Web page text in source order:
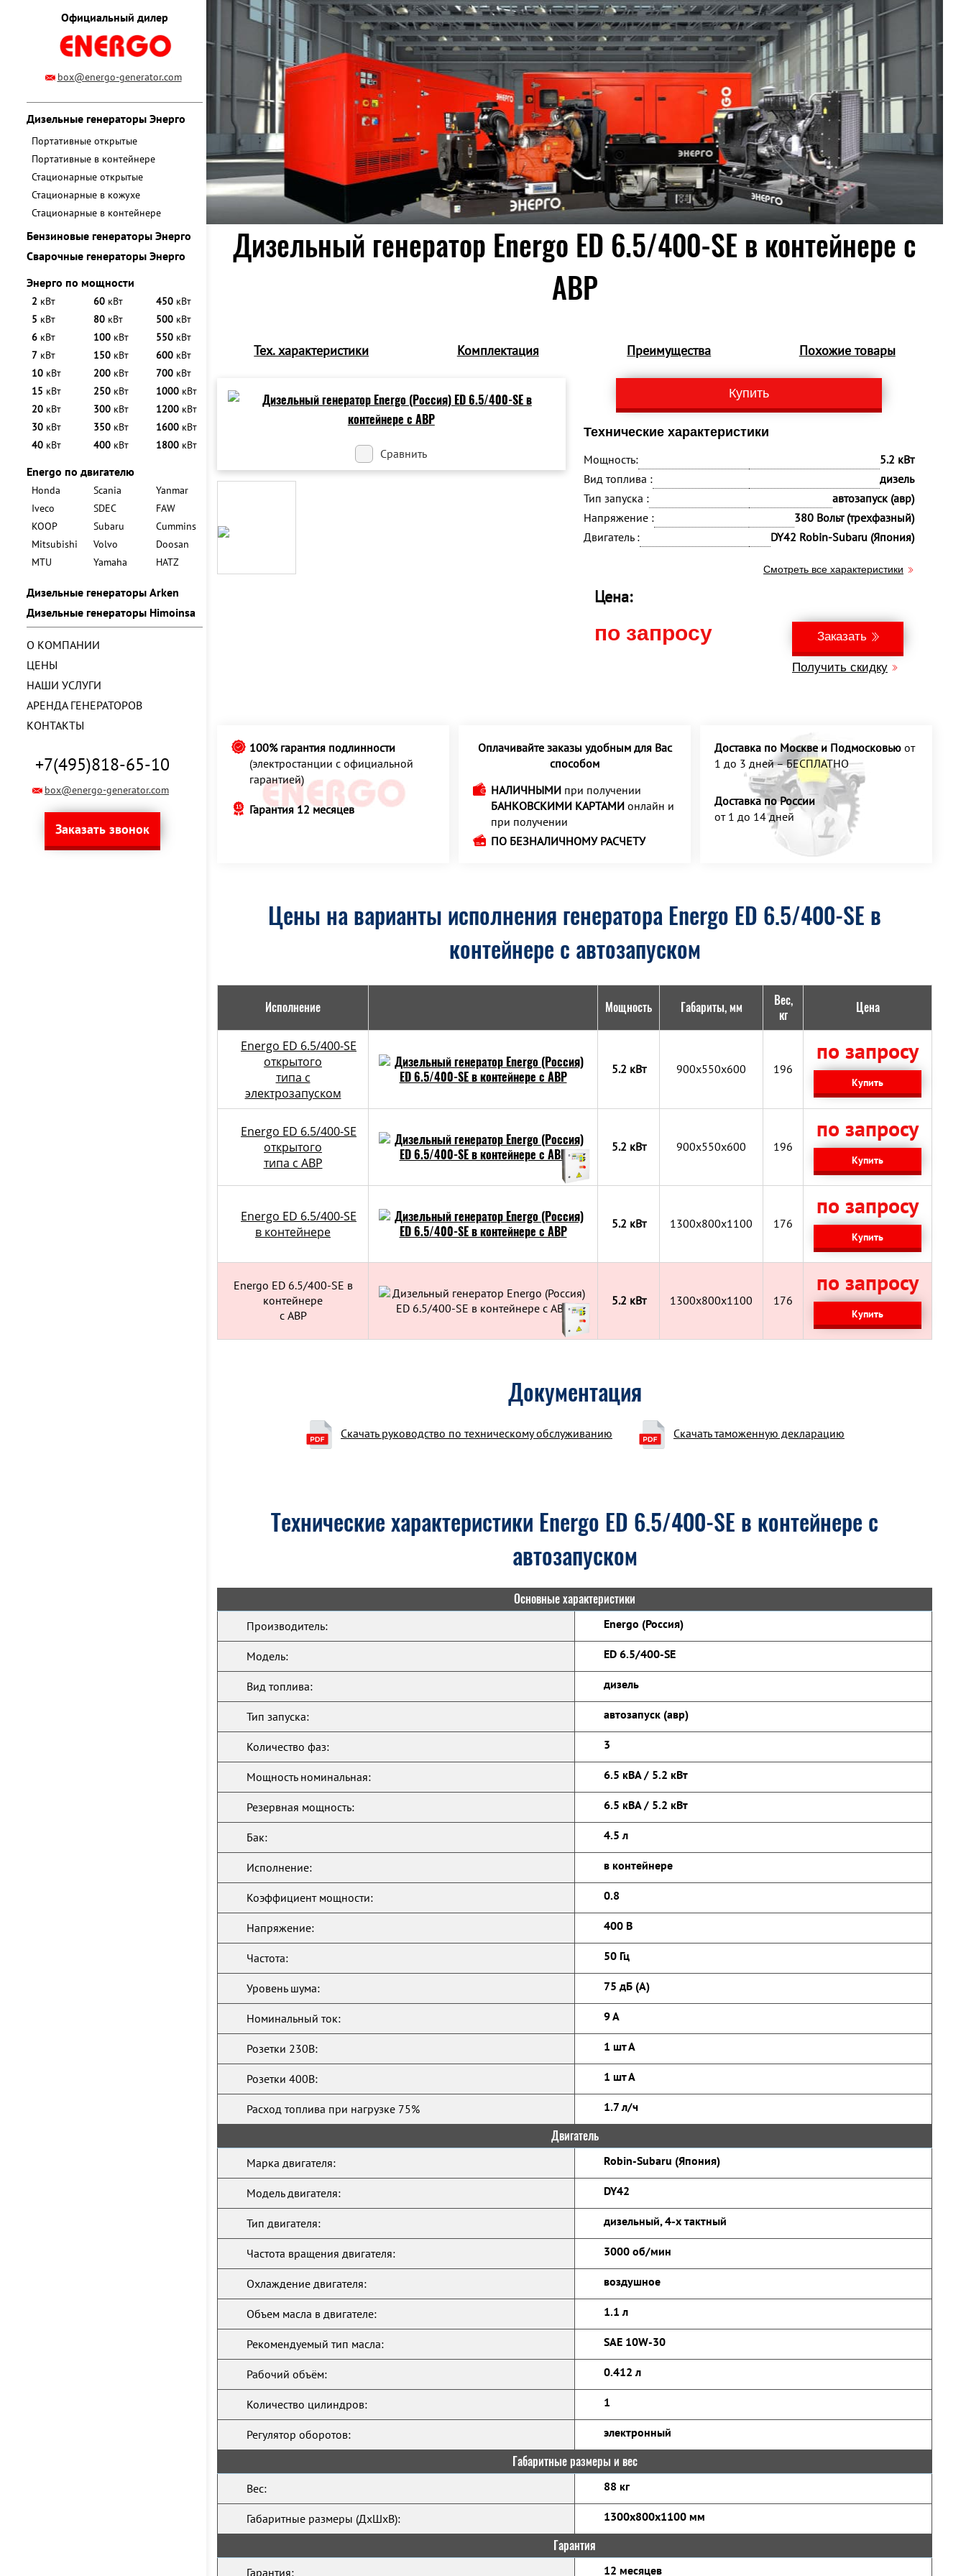
Официальный дилер
box@energo-generator.com
Дизельные генераторы Энерго
Портативные открытые
Портативные в контейнере
Стационарные открытые
Стационарные в кожухе
Стационарные в контейнере
Бензиновые генераторы Энерго
Сварочные генераторы Энерго
Энерго по мощности
2 кВт
5 кВт
6 кВт
7 кВт
10 кВт
15 кВт
20 кВт
30 кВт
40 кВт
60 кВт
80 кВт
100 кВт
150 кВт
200 кВт
250 кВт
300 кВт
350 кВт
400 кВт
450 кВт
500 кВт
550 кВт
600 кВт
700 кВт
1000 кВт
1200 кВт
1600 кВт
1800 кВт
Energo по двигателю
Honda
Iveco
KOOP
Mitsubishi
MTU
Scania
SDEC
Subaru
Volvo
Yamaha
Yanmar
FAW
Cummins
Doosan
HATZ
Дизельные генераторы Arken
Дизельные генераторы Himoinsa
О КОМПАНИИ
ЦЕНЫ
НАШИ УСЛУГИ
АРЕНДА ГЕНЕРАТОРОВ
КОНТАКТЫ
+7(495)818-65-10
box@energo-generator.com
Заказать звонок
Дизельный генератор Energo ED 6.5/400-SE в контейнере c
АВР
Тех. характеристики Комплектация Преимущества Похожие товары
Сравнить
Купить
Технические характеристики
Мощность:
5.2 кВт
Вид топлива :
дизель
Тип запуска :
автозапуск (авр)
Напряжение :
380 Вольт (трехфазный)
Двигатель :
DY42 Robin-Subaru (Япония)
Смотреть все характеристики
Цена:
по запросу Заказать
Получить скидку
100% гарантия подлинности
(электростанции с официальной
гарантией)
Гарантия 12 месяцев
Оплачивайте заказы удобным для Вас
способом
НАЛИЧНЫМИ при получении
БАНКОВСКИМИ КАРТАМИ онлайн и
при получении
ПО БЕЗНАЛИЧНОМУ РАСЧЕТУ
Доставка по Москве и Подмосковью от
1 до 3 дней – БЕСПЛАТНО
Доставка по России
от 1 до 14 дней
Цены на варианты исполнения генератора Energo ED 6.5/400-SE в
контейнере с автозапуском
Исполнение Мощность Габариты, мм
Вес,
кг
Цена
Energo ED 6.5/400-SE
открытого
типа с
электрозапуском
5.2 кВт 900x550x600 196
по запросу
Купить
Energo ED 6.5/400-SE
открытого
типа с АВР
5.2 кВт 900x550x600 196
по запросу
Купить
Energo ED 6.5/400-SE
в контейнере
5.2 кВт 1300x800x1100 176
по запросу
Купить
Energo ED 6.5/400-SE в
контейнере
c АВР
5.2 кВт 1300x800x1100 176
по запросу
Купить
Документация
Скачать руководство по техническому обслуживанию Скачать таможенную декларацию
Технические характеристики Energo ED 6.5/400-SE в контейнере с
автозапуском
Основные характеристики
Производитель: Energo (Россия)
Модель: ED 6.5/400-SE
Вид топлива: дизель
Тип запуска: автозапуск (авр)
Количество фаз: 3
Мощность номинальная: 6.5 кВА / 5.2 кВт
Резервная мощность: 6.5 кВА / 5.2 кВт
Бак: 4.5 л
Исполнение: в контейнере
Коэффициент мощности: 0.8
Напряжение: 400 В
Частота: 50 Гц
Уровень шума: 75 дБ (А)
Номинальный ток: 9 А
Розетки 230В: 1 шт А
Розетки 400В: 1 шт А
Расход топлива при нагрузке 75% 1.7 л/ч
Двигатель
Марка двигателя: Robin-Subaru (Япония)
Модель двигателя: DY42
Тип двигателя: дизельный, 4-х тактный
Частота вращения двигателя: 3000 об/мин
Охлаждение двигателя: воздушное
Объем масла в двигателе: 1.1 л
Рекомендуемый тип масла: SAE 10W-30
Рабочий объём: 0.412 л
Количество цилиндров: 1
Регулятор оборотов: электронный
Габаритные размеры и вес
Вес: 88 кг
Габаритные размеры (ДхШхВ): 1300x800x1100 мм
Гарантия
Гарантия: 12 месяцев